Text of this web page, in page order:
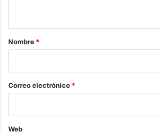
r
*
Nombre *
Correo electrónico *
Web